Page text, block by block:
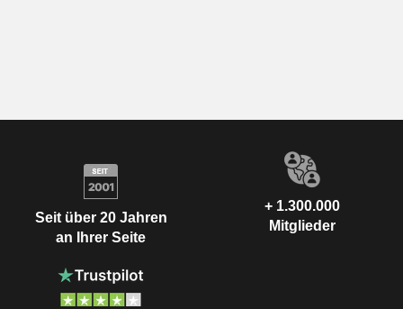
Seit über 20 Jahren
an Ihrer Seite
+ 1.300.000
Mitglieder